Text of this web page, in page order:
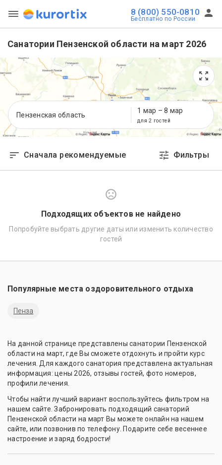
8 (800) 550-0810
Бесплатно по России
Санатории Пензенской области на март 2026
Пензенская область
1 мар – 8 мар
для 2 гостей
Сначала рекомендуемые Фильтры
Подходящих объектов не найдено
Попробуйте выбрать другие даты или изменить количество
гостей
Популярные места оздоровительного отдыха
Пенза
На данной странице представлены санатории Пензенской
области на март, где Вы сможете отдохнуть и пройти курс
лечения. Для каждого санатория представлена актуальная
информация: цены 2026, отзывы гостей, фото номеров,
профили лечения.
Чтобы найти лучший вариант воспользуйтесь фильтром на
нашем сайте. Забронировать подходящий санаторий
Пензенской области на март Вы можете онлайн на нашем
сайте, или позвонив по телефону. Подарите себе весеннее
настроение и заряд бодрости!